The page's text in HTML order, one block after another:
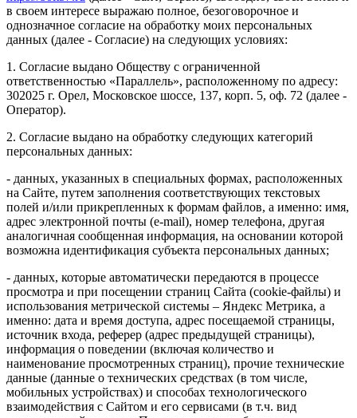
в своем интересе выражаю полное, безоговорочное и
однозначное согласие на обработку моих персональных
данных (далее - Согласие) на следующих условиях:
1. Согласие выдано Обществу с ограниченной
ответственностью «Параллель», расположенному по адресу:
302025 г. Орел, Московское шоссе, 137, корп. 5, оф. 72 (далее -
Оператор).
2. Согласие выдано на обработку следующих категорий
персональных данных:
- данных, указанных в специальных формах, расположенных
на Сайте, путем заполнения соответствующих текстовых
полей и/или прикрепленных к формам файлов, а именно: имя,
адрес электронной почты (e-mail), номер телефона, другая
аналогичная сообщенная информация, на основании которой
возможна идентификация субъекта персональных данных;
- данных, которые автоматически передаются в процессе
просмотра и при посещении страниц Сайта (cookie-файлы) и
использования метрической системы – Яндекс Метрика, а
именно: дата и время доступа, адрес посещаемой страницы,
источник входа, реферер (адрес предыдущей страницы),
информация о поведении (включая количество и
наименование просмотренных страниц), прочие технические
данные (данные о технических средствах (в том числе,
мобильных устройствах) и способах технологического
взаимодействия с Сайтом и его сервисами (в т.ч. вид